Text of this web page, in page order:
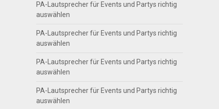
PA-Lautsprecher für Events und Partys richtig
auswählen
PA-Lautsprecher für Events und Partys richtig
auswählen
PA-Lautsprecher für Events und Partys richtig
auswählen
PA-Lautsprecher für Events und Partys richtig
auswählen